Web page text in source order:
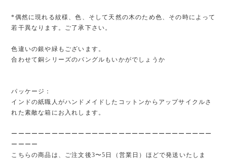
*偶然に現れる紋様、色、そして天然の木のため色、その時によって
若干異なります。ご了承下さい。
色違いの銀や緑もございます。
合わせて銅シリーズのバングルもいかがでしょうか
パッケージ：
インドの紙職人がハンドメイドしたコットンからアップサイクルさ
れた素敵な箱にお入れします。
ーーーーーーーーーーーーーーーーーーーーーーーーーーーーーー
ーーーー
こちらの商品は、ご注文後3〜5日（営業日）ほどで発送いたしま